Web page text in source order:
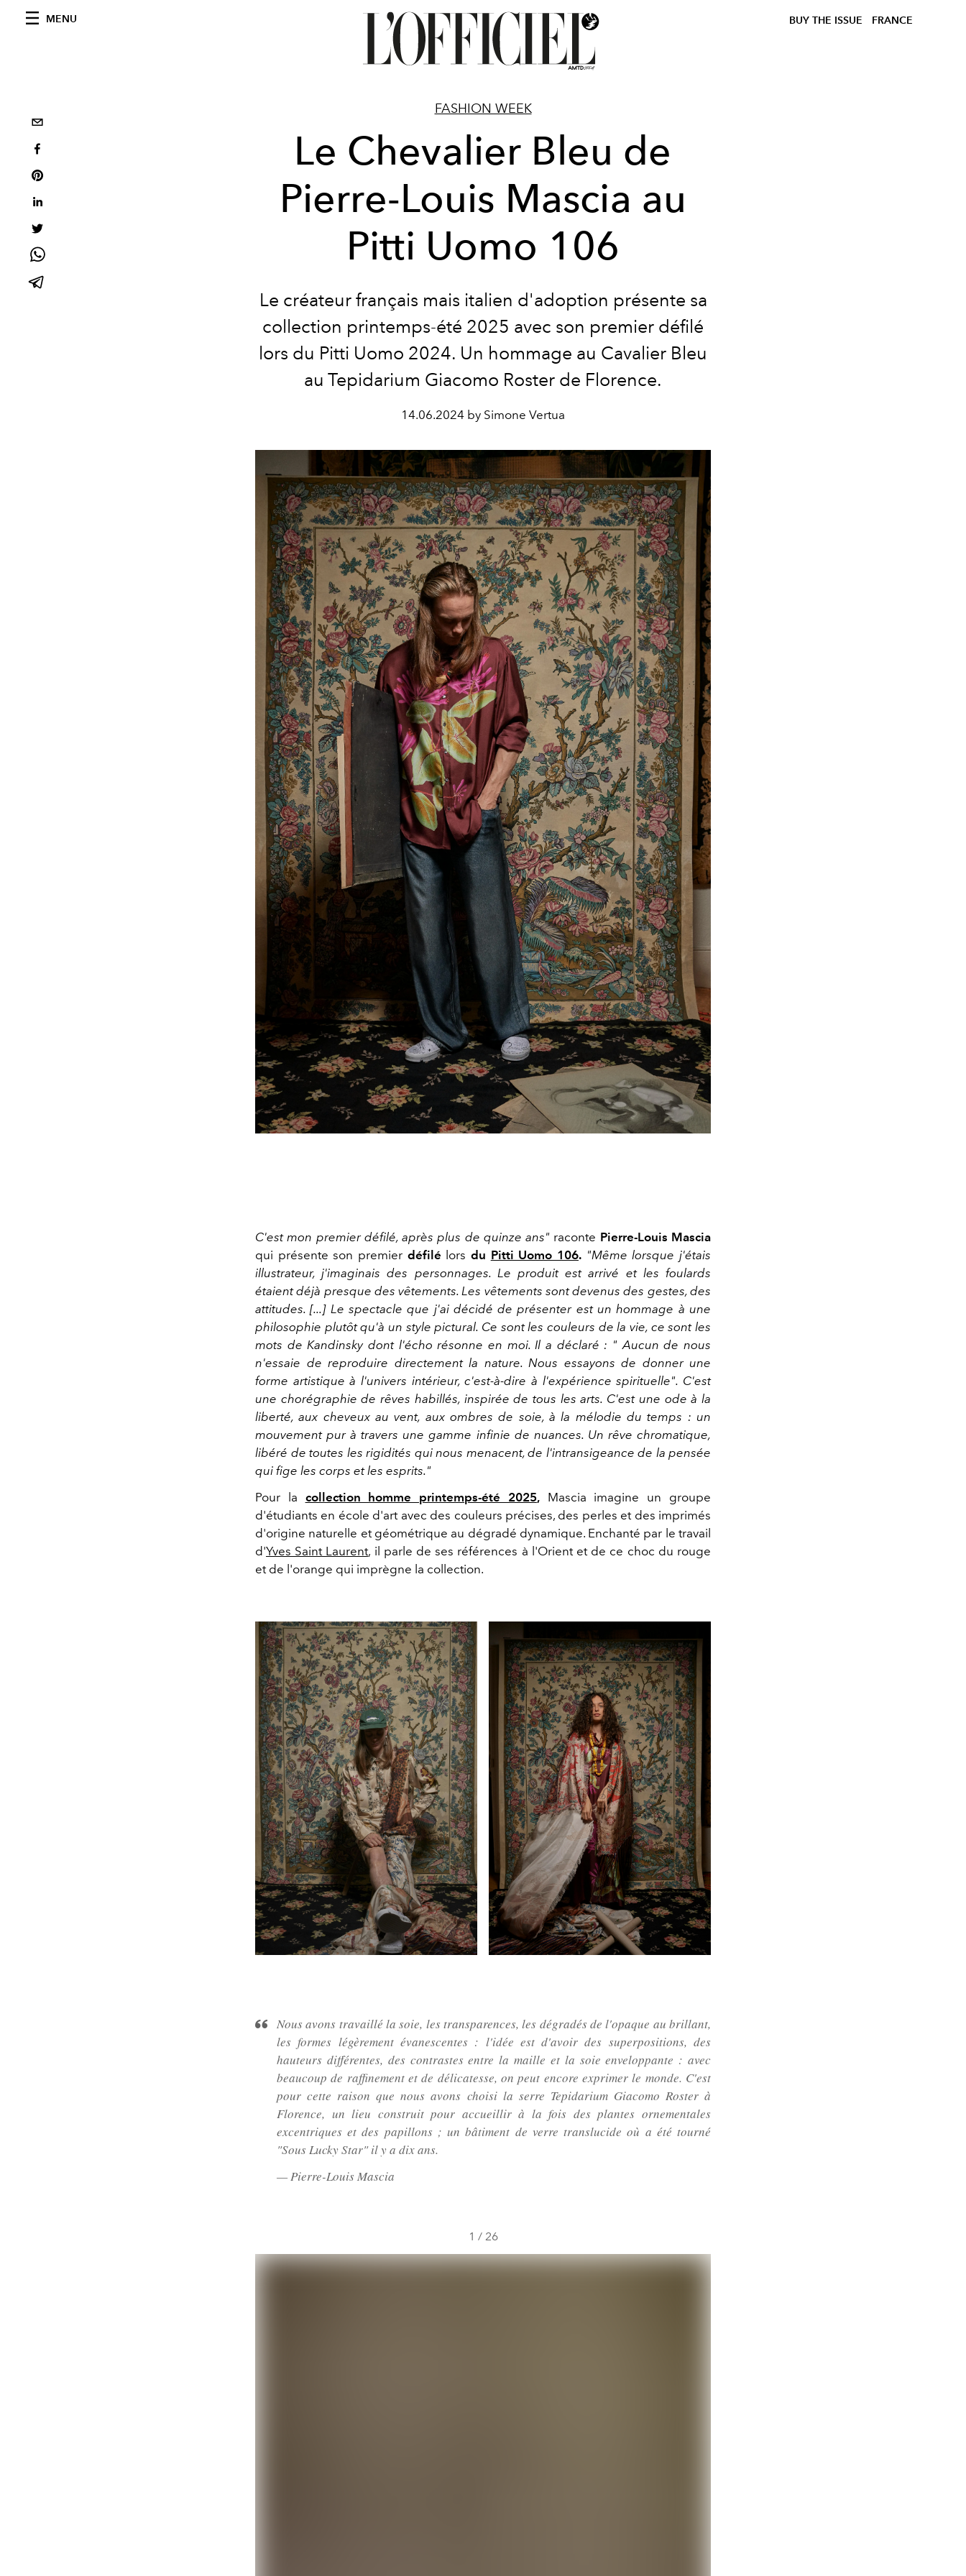
MENU BUY THE ISSUE FRANCE
FASHION WEEK
Le Chevalier Bleu de
Pierre-Louis Mascia au
Pitti Uomo 106
Le créateur français mais italien d'adoption présente sa
collection printemps-été 2025 avec son premier défilé
lors du Pitti Uomo 2024. Un hommage au Cavalier Bleu
au Tepidarium Giacomo Roster de Florence.
14.06.2024 by Simone Vertua
C'est mon premier défilé, après plus de quinze ans" raconte Pierre-Louis Mascia
qui présente son premier défilé lorsdu Pitti Uomo 106. "Même lorsque j'étais
illustrateur, j'imaginais des personnages. Le produit est arrivé et les foulards
étaient déjà presque des vêtements. Les vêtements sont devenus des gestes, des
attitudes. [...] Le spectacle que j'ai décidé de présenter est un hommage à une
philosophie plutôt qu'à un style pictural. Ce sont les couleurs de la vie, ce sont les
mots de Kandinsky dont l'écho résonne en moi. Il a déclaré : " Aucun de nous
n'essaie de reproduire directement la nature. Nous essayons de donner une
forme artistique à l'univers intérieur, c'est-à-dire à l'expérience spirituelle". C'est
une chorégraphie de rêves habillés, inspirée de tous les arts. C'est une ode à la
liberté, aux cheveux au vent, aux ombres de soie, à la mélodie du temps : un
mouvement pur à travers une gamme infinie de nuances. Un rêve chromatique,
libéré de toutes les rigidités qui nous menacent, de l'intransigeance de la pensée
qui fige les corps et les esprits."
Pour la collection homme printemps-été 2025,Mascia imagine un groupe
d'étudiants en école d'art avec des couleurs précises, des perles et des imprimés
d'origine naturelle et géométrique au dégradé dynamique. Enchanté par le travail
d'Yves Saint Laurent, il parle de ses références à l'Orient et de ce choc du rouge
et de l'orange qui imprègne la collection.
Nous avons travaillé la soie, les transparences, les dégradés de l'opaque au brillant,
les formes légèrement évanescentes : l'idée est d'avoir des superpositions, des
hauteurs différentes, des contrastes entre la maille et la soie enveloppante : avec
beaucoup de raffinement et de délicatesse, on peut encore exprimer le monde. C'est
pour cette raison que nous avons choisi la serre Tepidarium Giacomo Roster à
Florence, un lieu construit pour accueillir à la fois des plantes ornementales
excentriques et des papillons ; un bâtiment de verre translucide où a été tourné
"Sous Lucky Star" il y a dix ans.
— Pierre-Louis Mascia
1 / 26